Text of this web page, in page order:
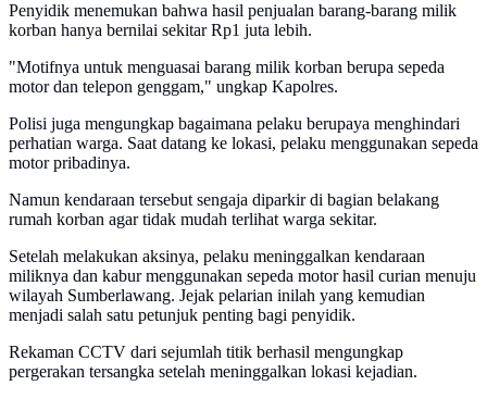
Penyidik menemukan bahwa hasil penjualan barang-barang milik
korban hanya bernilai sekitar Rp1 juta lebih.
"Motifnya untuk menguasai barang milik korban berupa sepeda
motor dan telepon genggam," ungkap Kapolres.
Polisi juga mengungkap bagaimana pelaku berupaya menghindari
perhatian warga. Saat datang ke lokasi, pelaku menggunakan sepeda
motor pribadinya.
Namun kendaraan tersebut sengaja diparkir di bagian belakang
rumah korban agar tidak mudah terlihat warga sekitar.
Setelah melakukan aksinya, pelaku meninggalkan kendaraan
miliknya dan kabur menggunakan sepeda motor hasil curian menuju
wilayah Sumberlawang. Jejak pelarian inilah yang kemudian
menjadi salah satu petunjuk penting bagi penyidik.
Rekaman CCTV dari sejumlah titik berhasil mengungkap
pergerakan tersangka setelah meninggalkan lokasi kejadian.